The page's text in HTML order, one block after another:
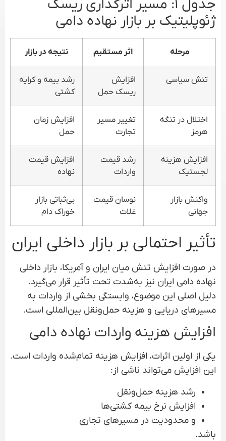
جدول ۱: مسیر اثرگذاری ریسک
ژئوپلیتیک بر بازار نهاده دامی
مرحله اثر مستقیم نتیجه در بازار
تنش سیاسی
افزایش
ریسک حمل
رشد بیمه و کرایه
کشتی
اختلال در تنگه
هرمز
تغییر مسیر
تجارت
افزایش زمان
حمل
افزایش هزینه
لجستیک
رشد قیمت
واردات
افزایش قیمت
نهاده
واکنش بازار
جهانی
نوسان قیمت
غلات
بی‌ثباتی بازار
خوراک دام
تأثیر احتمالی بر بازار داخلی ایران
در صورت افزایش تنش میان ایران و آمریکا، بازار داخلی
نهاده دامی ایران نیز به‌شدت تحت تأثیر قرار می‌گیرد.
دلیل اصلی این موضوع، وابستگی بخشی از واردات به
مسیرهای دریایی و هزینه حمل‌ونقل بین‌المللی است.
افزایش هزینه واردات نهاده دامی
یکی از اولین اثرات، افزایش هزینه تمام‌شده واردات است.
این افزایش می‌تواند ناشی از:
رشد هزینه حمل‌ونقل
افزایش نرخ بیمه کشتی‌ها
و محدودیت در مسیرهای تجاری
باشد.